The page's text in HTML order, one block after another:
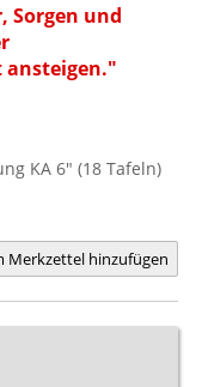
Sorgen und
KA 6" (18 Tafeln)
Merkzettel hinzufügen